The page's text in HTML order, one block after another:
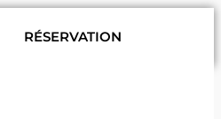
RÉSERVATION